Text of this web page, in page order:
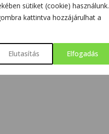
sütiket (cookie) használunk.
kattintva hozzájárulhat a
Elutasítás Elfogadás